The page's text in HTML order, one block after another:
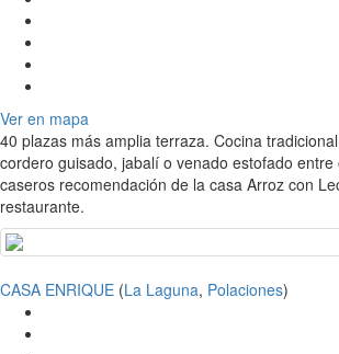
Ver en mapa
40 plazas más amplia terraza. Cocina
cordero guisado, jabalí o venado estofado entre
caseros recomendación de la casa Arroz con
restaurante.
CASA ENRIQUE (La Laguna, Polaciones)